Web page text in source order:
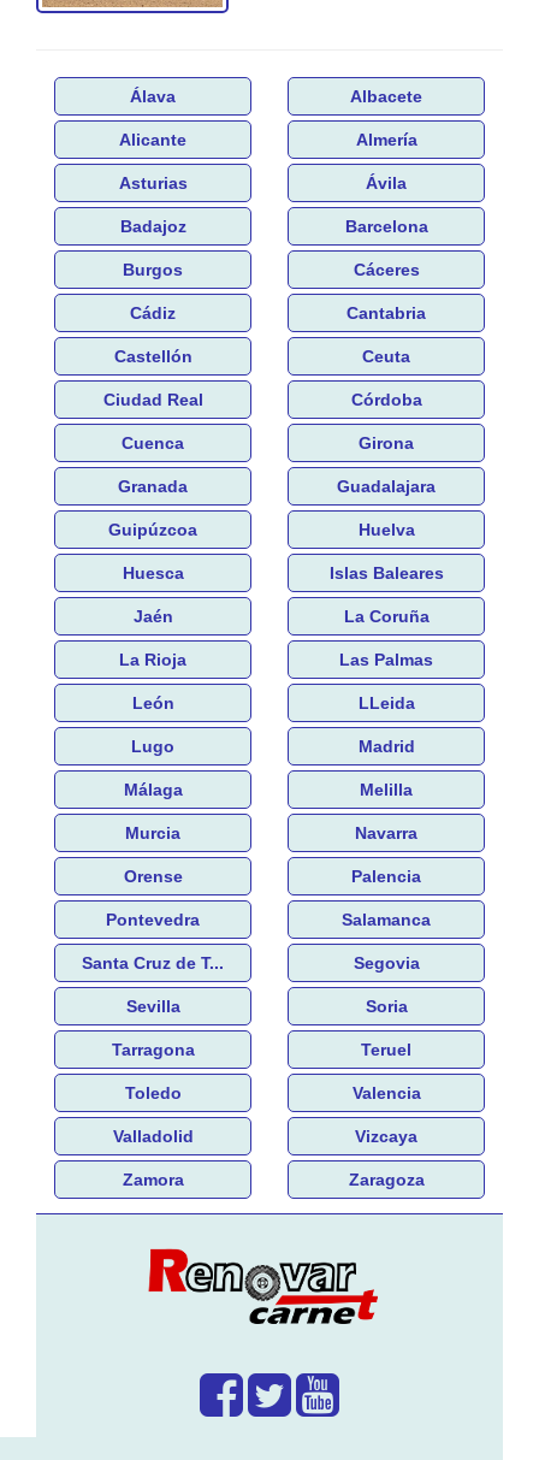
Álava Albacete
Alicante Almería
Asturias Ávila
Badajoz Barcelona
Burgos Cáceres
Cádiz Cantabria
Castellón Ceuta
Ciudad Real Córdoba
Cuenca Girona
Granada Guadalajara
Guipúzcoa Huelva
Huesca Islas Baleares
Jaén La Coruña
La Rioja Las Palmas
León LLeida
Lugo Madrid
Málaga Melilla
Murcia Navarra
Orense Palencia
Pontevedra Salamanca
Santa Cruz de T... Segovia
Sevilla Soria
Tarragona Teruel
Toledo Valencia
Valladolid Vizcaya
Zamora Zaragoza